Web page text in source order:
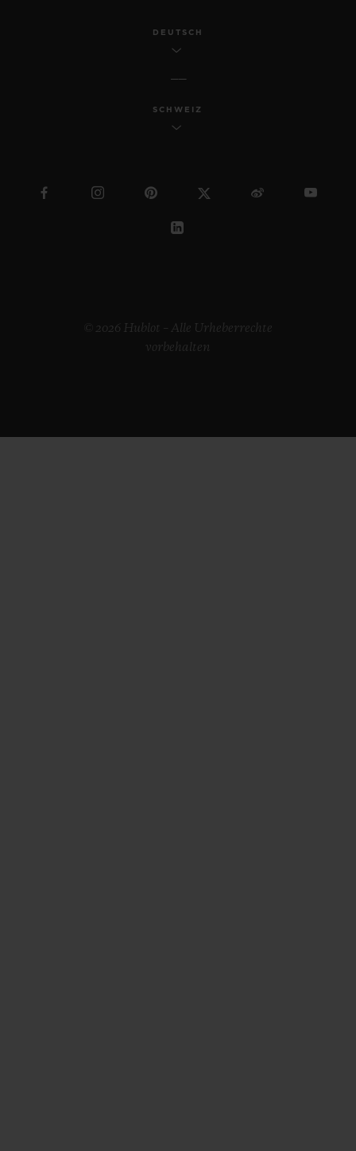
DEUTSCH
SCHWEIZ
© 2026 Hublot – Alle Urheberrechte
vorbehalten